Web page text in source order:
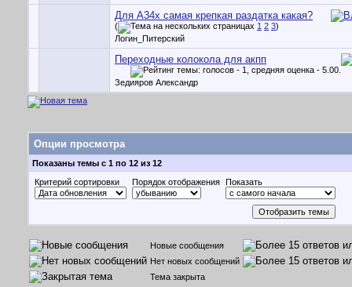
Для A34x самая крепкая раздатка какая?
( 1 2 3)
Логин_Питерский
Переходные колокола для акпп
Зедияров Александр
Опции просмотра
Показаны темы с 1 по 12 из 12
Критерий сортировки
Порядок отображения Показать
Новые сообщения
Нет новых сообщений
Тема закрыта